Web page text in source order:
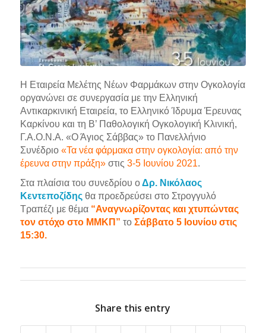
Η Εταιρεία Μελέτης Νέων Φαρμάκων στην Ογκολογία
οργανώνει σε συνεργασία με την Ελληνική
Αντικαρκινική Εταιρεία, το Ελληνικό Ίδρυμα Έρευνας
Καρκίνου και τη Β’ Παθολογική Ογκολογική Κλινική,
Γ.Α.Ο.Ν.Α. «Ο Άγιος Σάββας» το Πανελλήνιο
Συνέδριο «Τα νέα φάρμακα στην ογκολογία: από την
έρευνα στην πράξη»στις 3-5 Ιουνίου 2021.
Στα πλαίσια του συνεδρίου οΔρ. Νικόλαος
Κεντεποζίδηςθα προεδρεύσει στο Στρογγυλό
Τραπέζι με θέμα “Αναγνωρίζοντας και χτυπώντας
τον στόχο στο ΜΜΚΠ” το Σάββατο 5 Ιουνίου στις
15:30.
Share this entry